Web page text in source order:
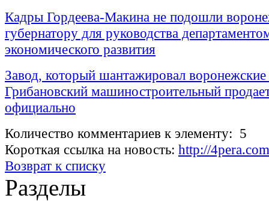
Кадры Гордеева-Макина не подошли
губернатору для руководства
экономического развития
Завод, который шантажировал воронежские
Грибановский машиностроительный
официально
Количество комментариев к элементу: 5
Короткая ссылка на новость: http://
Возврат к списку
Разделы